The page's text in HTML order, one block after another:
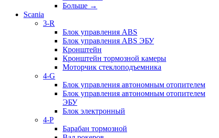
Больше →
Scania
3-R
Блок управления ABS
Блок управления ABS ЭБУ
Кронштейн
Кронштейн тормозной камеры
Моторчик стеклоподъемника
4-G
Блок управления автономным отопителем
Блок управления автономным отопителем
ЭБУ
Блок электронный
4-P
Барабан тормозной